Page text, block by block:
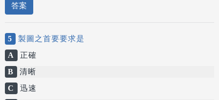
答案
5
製圖之首要要求是
A
正確
B
清晰
C
迅速